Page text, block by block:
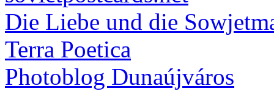
Die Liebe und die
Terra Poetica
Photoblog Dunaújváros